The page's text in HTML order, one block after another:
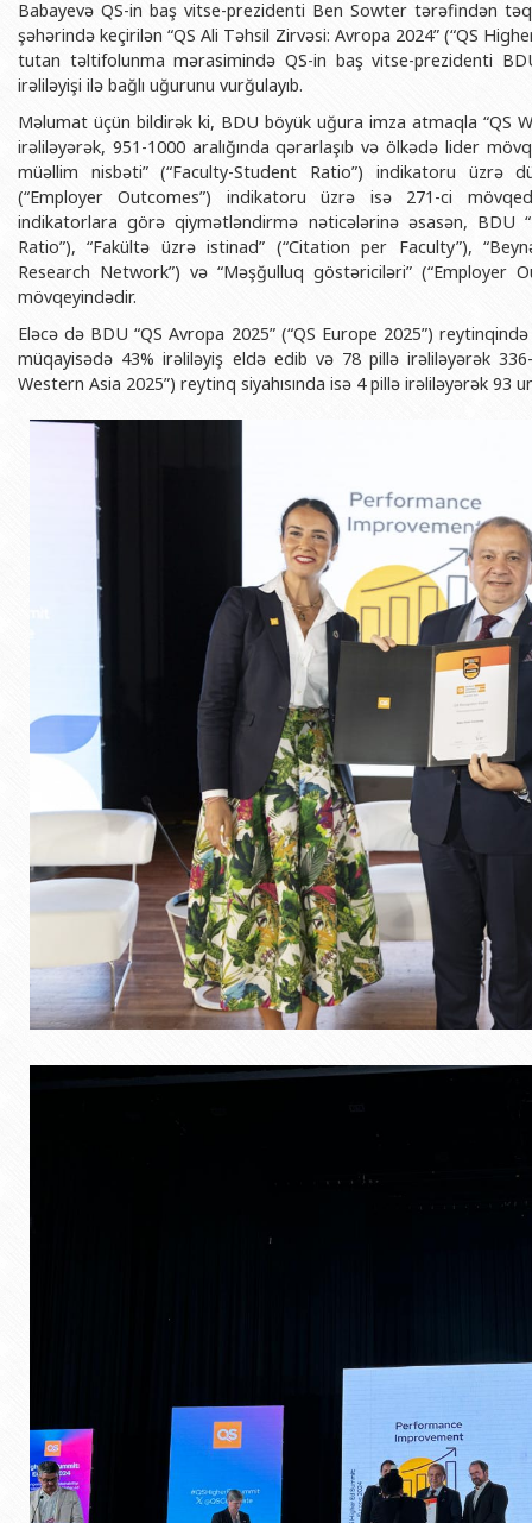
BDU-nun məzunları
Fəxri doktorlarımız
BDU-da təhsil
BDU-da tədris olunan ixtisaslar
Universitet tarixinin ən mühüm hadisələri
İnsan resursları və hüquq şöbəsi
Sənədlər və Müraciətlərlə iş
Maliyyə və təminat Departamenti
Keyfiyyətin təminatı, monitorinq
Psixoloji Yardım Sektoru
Mədəniyyət-yaradıcılıq Mərkəzi
İdman-sağlamlıq Mərkəzi
Geologiya fakültəsi
Filologiya fakültəsi
Beynəlxalq
Hüquq fakültəsi
Jurnalistika fakültəsi
İnformasiya və
Sosial elmlər və
Publik
Babayevə QS-in baş vitse-prezidenti Ben Sowter tərəfindən
şəhərində keçirilən “QS Ali Təhsil Zirvəsi: Avropa 2024” (“QS
tutan təltifolunma mərasimində QS-in baş vitse-prezidenti
irəliləyişi ilə bağlı uğurunu vurğulayıb.
Məlumat üçün bildirək ki, BDU böyük uğura imza atmaqla “QS
irəliləyərək, 951-1000 aralığında qərarlaşıb və ölkədə lider
müəllim nisbəti” (“Faculty-Student Ratio”) indikatoru üzrə
(“Employer Outcomes”) indikatoru üzrə isə 271-ci
indikatorlara görə qiymətləndirmə nəticələrinə əsasən, BDU
Ratio”), “Fakültə üzrə istinad” (“Citation per Faculty”),
Research Network”) və “Məşğulluq göstəriciləri” (“Employer
mövqeyindədir.
Eləcə də BDU “QS Avropa 2025” (“QS Europe 2025”)
müqayisədə 43% irəliləyiş eldə edib və 78 pillə irəliləyərək
Western Asia 2025”) reytinq siyahısında isə 4 pillə irəliləyərək 93